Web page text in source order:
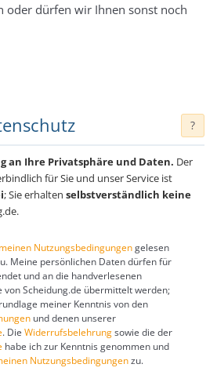
oder dürfen wir Ihnen sonst noch
?
an Ihre Privatsphäre und Daten. Der
für Sie und unser Service ist
; Sie erhalten selbstverständlich keine
Nutzungsbedingungengelesen
Meine persönlichen Daten dürfen für
und an die handverlesenen
von Scheidung.de übermittelt werden;
meiner Kenntnis von den
und denen unserer
. Die Widerrufsbelehrungsowie die der
habe ich zur Kenntnis genommen und
Nutzungsbedingungenzu.